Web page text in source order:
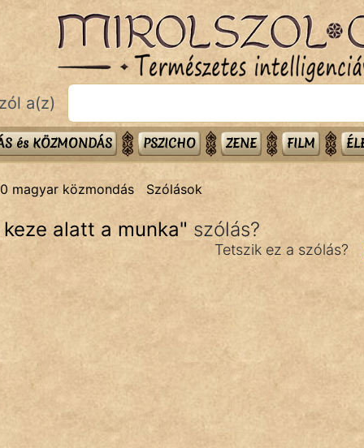
a(z)
és KÖZMONDÁS PSZICHO ZENE FILM
magyar közmondás Szólások
keze alatt a munka" szólás?
Tetszik ez a szólás?